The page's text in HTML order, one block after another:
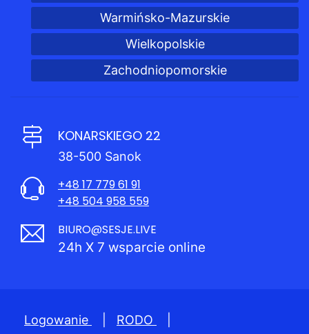
Warmińsko-Mazurskie
Wielkopolskie
Zachodniopomorskie
KONARSKIEGO 22
38-500 Sanok
+48 17 779 61 91
+48 504 958 559
BIURO@SESJE.LIVE
24h X 7 wsparcie online
Logowanie RODO